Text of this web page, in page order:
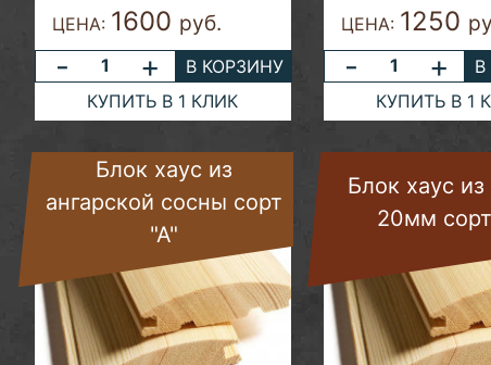
ЦЕНА: 1600 руб.
- +
В КОРЗИНУ
КУПИТЬ В 1 КЛИК
ЦЕНА: 1250
- +
В
КУПИТЬ В 1
Блок хаус из
ангарской сосны сорт
"А"
Блок хаус
20мм